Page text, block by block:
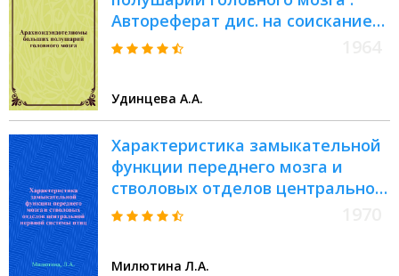
Автореферат дис. на соискание
ученой степени кандидата
Удинцева А.А.
Характеристика замыкательной
функции переднего мозга и
стволовых отделов центральной
нервной системы птиц : Автореф.
Милютина Л.А.